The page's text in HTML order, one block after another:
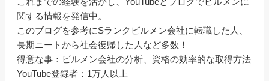
関する情報を発信中。
このブログを参考にSランクビルメン会社に転職した人、
長期ニートから社会復帰した人など多数！
得意な事：ビルメン会社の分析、資格の効率的な取得方法
YouTube登録者：1万人以上